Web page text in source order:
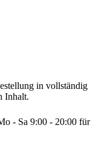
in vollständig
Inhalt.
- Sa 9:00 - 20:00 für